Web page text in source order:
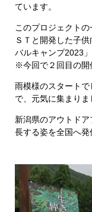
ています。
このプロジェクト
ＳＴと開発した子
バルキャンプ2023
※今回で２回目の開
雨模様のスタート
で、元気に集まりま
新潟県のアウトド
長する姿を全国へ発